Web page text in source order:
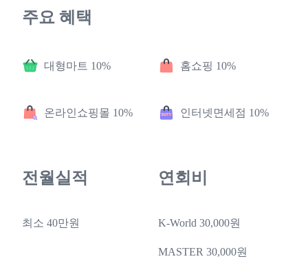
주요 혜택
대형마트 10% 홈쇼핑 10%
온라인쇼핑몰 10% 인터넷면세점 10%
전월실적
최소 40만원
연회비
K-World 30,000원
MASTER 30,000원